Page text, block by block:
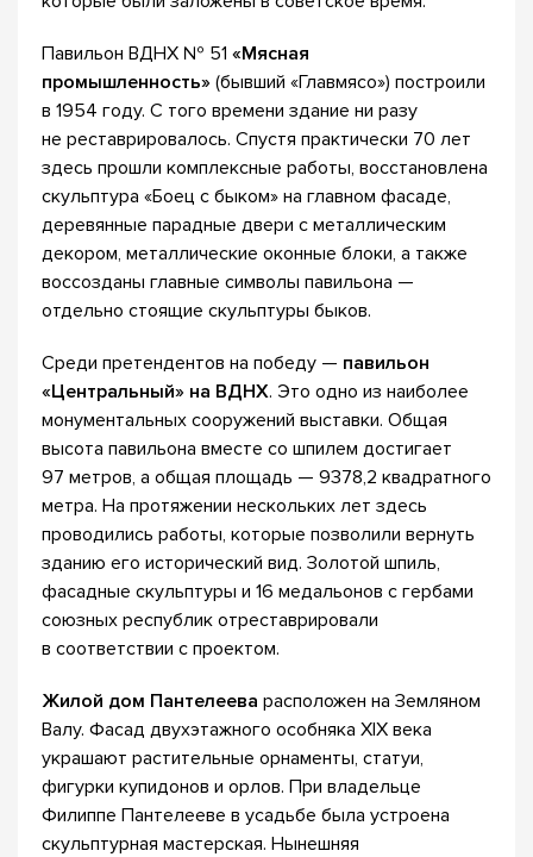
Павильон ВДНХ № 51 «Мясная
промышленность» (бывший «Главмясо») построили
в 1954 году. С того времени здание ни разу
не реставрировалось. Спустя практически 70 лет
здесь прошли комплексные работы, восстановлена
скульптура «Боец с быком» на главном фасаде,
деревянные парадные двери с металлическим
декором, металлические оконные блоки, а также
воссозданы главные символы павильона —
отдельно стоящие скульптуры быков.
Среди претендентов на победу — павильон
«Центральный» на ВДНХ. Это одно из наиболее
монументальных сооружений выставки. Общая
высота павильона вместе со шпилем достигает
97 метров, а общая площадь — 9378,2 квадратного
метра. На протяжении нескольких лет здесь
проводились работы, которые позволили вернуть
зданию его исторический вид. Золотой шпиль,
фасадные скульптуры и 16 медальонов с гербами
союзных республик отреставрировали
в соответствии с проектом.
Жилой дом Пантелеева расположен на Земляном
Валу. Фасад двухэтажного особняка XIX века
украшают растительные орнаменты, статуи,
фигурки купидонов и орлов. При владельце
Филиппе Пантелееве в усадьбе была устроена
скульптурная мастерская. Нынешняя